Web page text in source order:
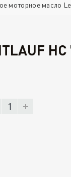
моторное масло
HC